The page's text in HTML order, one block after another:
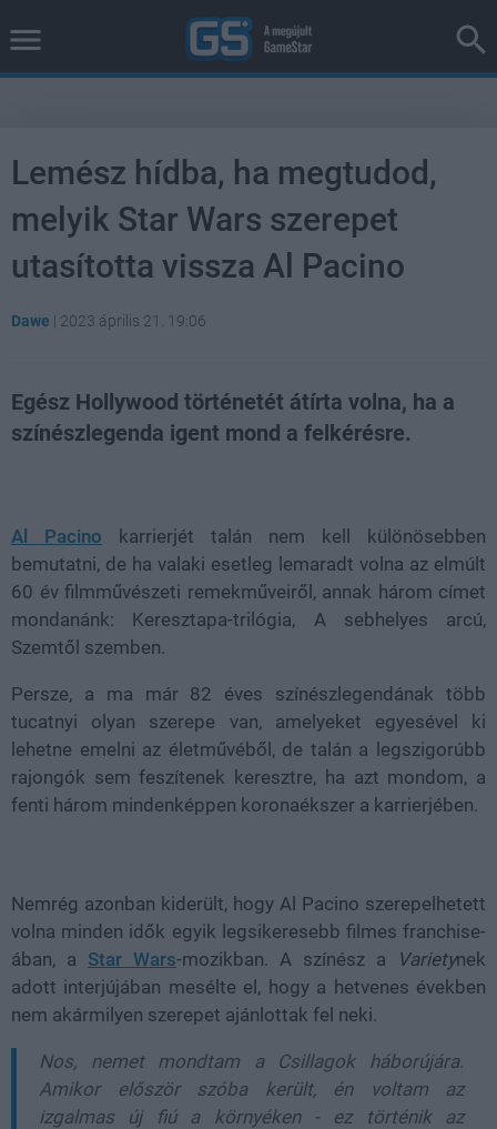
Lemész hídba, ha megtudod,
melyik Star Wars szerepet
utasította vissza Al Pacino
Dawe | 2023 április 21. 19:06
Egész Hollywood történetét átírta volna, ha a
színészlegenda igent mond a felkérésre.
Al Pacino karrierjét talán nem kell különösebben
bemutatni, de ha valaki esetleg lemaradt volna az elmúlt
60 év filmművészeti remekműveiről, annak három címet
mondanánk: Keresztapa-trilógia, A sebhelyes arcú,
Szemtől szemben.
Persze, a ma már 82 éves színészlegendának több
tucatnyi olyan szerepe van, amelyeket egyesével ki
lehetne emelni az életművéből, de talán a legszigorúbb
rajongók sem feszítenek keresztre, ha azt mondom, a
fenti három mindenképpen koronaékszer a karrierjében.
Nemrég azonban kiderült, hogy Al Pacino szerepelhetett
volna minden idők egyik legsikeresebb filmes franchise-
ában, a Star Wars-mozikban. A színész a Varietynek
adott interjújában mesélte el, hogy a hetvenes években
nem akármilyen szerepet ajánlottak fel neki.
Nos, nemet mondtam a Csillagok háborújára.
Amikor először szóba került, én voltam az
izgalmas új fiú a környéken - ez történik az